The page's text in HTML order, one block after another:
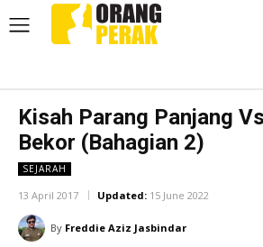
Kisah Parang Panjang
Bekor (Bahagian 2)
SEJARAH
13 April 2017 Updated: 15 June 2022
By Freddie Aziz Jasbindar